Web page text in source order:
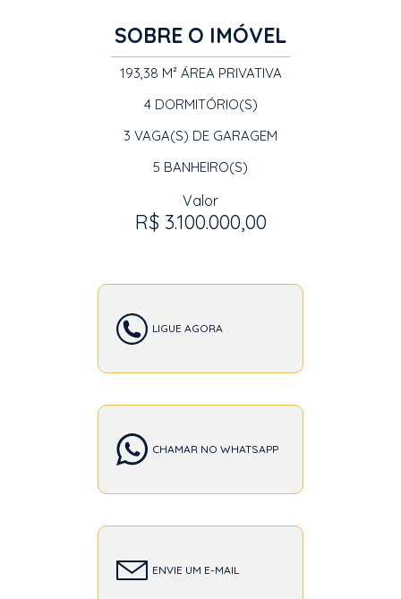
SOBRE O IMÓVEL
193,38 M² ÁREA PRIVATIVA
4DORMITÓRIO(S)
3 VAGA(S) DE GARAGEM
5 BANHEIRO(S)
Valor
R$ 3.100.000,00
LIGUE AGORA
CHAMAR NO WHATSAPP
ENVIE UM E-MAIL